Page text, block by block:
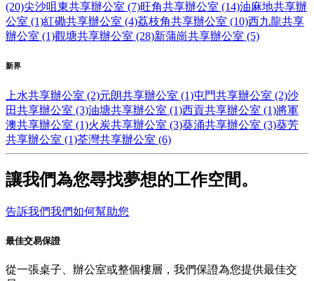
(20)尖沙咀東共享辦公室 (7)旺角共享辦公室 (14)油麻地共享辦
公室 (1)紅磡共享辦公室 (4)荔枝角共享辦公室 (10)西九龍共享
辦公室 (1)觀塘共享辦公室 (28)新蒲崗共享辦公室 (5)
新界
上水共享辦公室 (2)元朗共享辦公室 (1)屯門共享辦公室 (2)沙
田共享辦公室 (3)油塘共享辦公室 (1)西貢共享辦公室 (1)將軍
澳共享辦公室 (1)火炭共享辦公室 (3)葵涌共享辦公室 (3)葵芳
共享辦公室 (1)荃灣共享辦公室 (6)
讓我們為您尋找夢想的工作空間。
告訴我們我們如何幫助您
最佳交易保證
從一張桌子、辦公室或整個樓層，我們保證為您提供最佳交